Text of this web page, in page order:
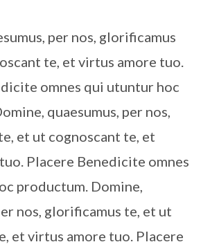
per nos, glorificamus
te, et virtus amore tuo.
omnes qui utuntur hoc
quaesumus, per nos,
et ut cognoscant te, et
Placere Benedicite omnes
productum. Domine,
nos, glorificamus te, et ut
et virtus amore tuo. Placere